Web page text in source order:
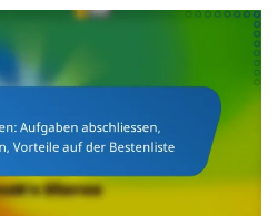
Community-